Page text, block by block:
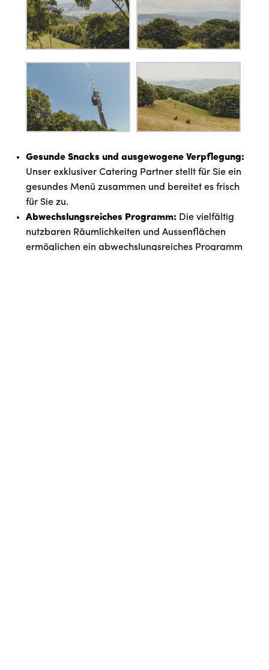
Gesunde Snacks und ausgewogene Verpflegung:
Unser exklusiver Catering Partner stellt für Sie ein
gesundes Menü zusammen und bereitet es frisch
für Sie zu.
Abwechslungsreiches Programm: Die vielfältig
nutzbaren Räumlichkeiten und Aussenflächen
ermöglichen ein abwechslungsreiches Programm